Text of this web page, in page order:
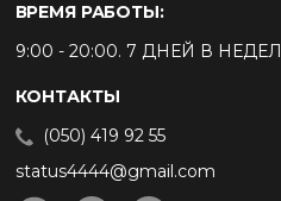
ВРЕМЯ РАБОТЫ:
9:00 - 20:00. 7 ДНЕЙ В
КОНТАКТЫ
(050) 419 92 55
status4444@gmail.com